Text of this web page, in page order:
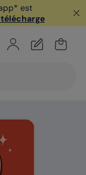
est
télécharge